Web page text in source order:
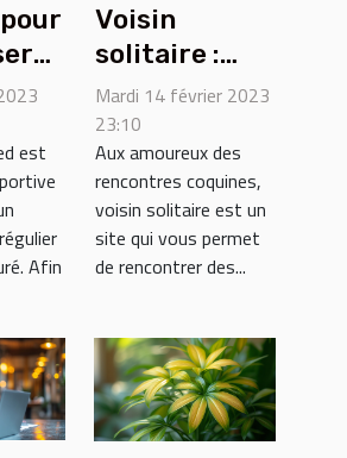
à
est
Afin
Voisin
solitaire :
Comment
fonctionne
ce site ?
Mardi 14 février 2023
23:10
Aux amoureux des
rencontres coquines,
voisin solitaire est un
site qui vous permet
de rencontrer des...